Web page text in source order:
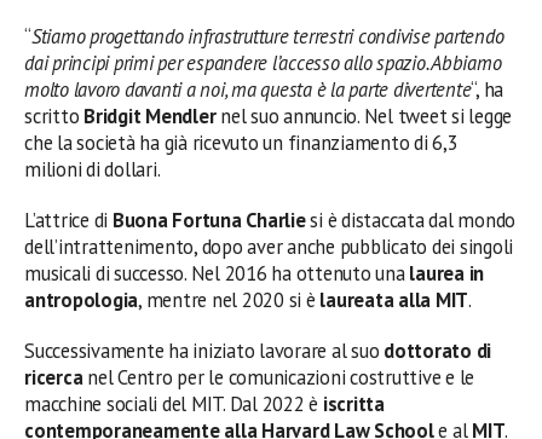
“Stiamo progettando infrastrutture terrestri condivise partendo
dai principi primi per espandere l’accesso allo spazio. Abbiamo
molto lavoro davanti a noi, ma questa è la parte divertente“, ha
scritto Bridgit Mendlernel suo annuncio. Nel tweet si legge
che la società ha già ricevuto un finanziamento di 6,3
milioni di dollari.
L’attrice di Buona Fortuna Charliesi è distaccata dal mondo
dell’intrattenimento, dopo aver anche pubblicato dei singoli
musicali di successo. Nel 2016 ha ottenuto unalaurea in
antropologia, mentre nel 2020 si è laureata alla MIT.
Successivamente ha iniziato lavorare al suo dottorato di
ricercanel Centro per le comunicazioni costruttive e le
macchine sociali del MIT. Dal 2022 è iscritta
contemporaneamente alla Harvard Law Schoole alMIT.